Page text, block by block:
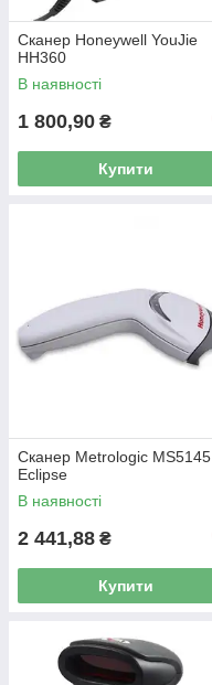
Сканер Honeywell YouJie
HH360
В наявності
1 800,90 ₴
Купити
Сканер Metrologic MS5145
Eclipse
В наявності
2 441,88 ₴
Купити